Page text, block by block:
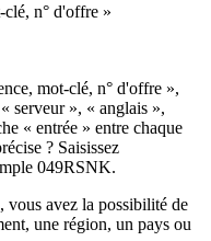
clé, n° d'offre »
mot-clé, n° d'offre »,
serveur », « anglais »,
« entrée » entre chaque
? Saisissez
049RSNK.
vous avez la possibilité de
une région, un pays ou